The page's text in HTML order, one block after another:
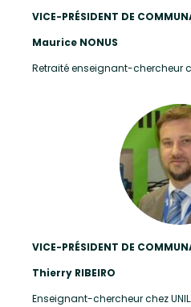
VICE-PRÉSIDENT DE
Maurice NONUS
Retraité enseignant-chercheur
VICE-PRÉSIDENT DE
Thierry RIBEIRO
Enseignant-chercheur chez